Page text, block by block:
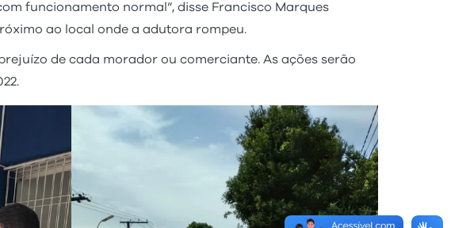
funcionamento normal”, disse Francisco Marques
ao local onde a adutora rompeu.
de cada morador ou comerciante. As ações serão